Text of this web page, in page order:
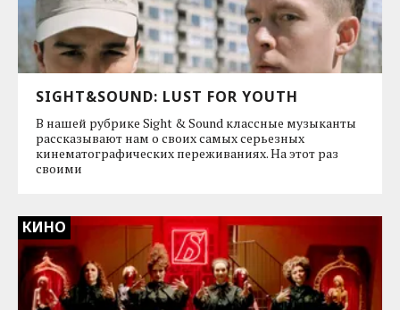
SIGHT&SOUND: LUST FOR YOUTH
В нашей рубрике Sight & Sound классные музыканты
рассказывают нам о своих самых серьезных
кинематографических переживаниях. На этот раз
своими
КИНО